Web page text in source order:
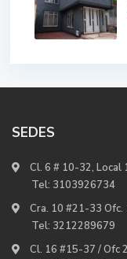
SEDES
Cl. 6 # 10-32, Local
Tel: 3103926734
Cra. 10 #21-33 Ofc.
Tel: 3212289679
Cl. 16 #15-37 / Ofc